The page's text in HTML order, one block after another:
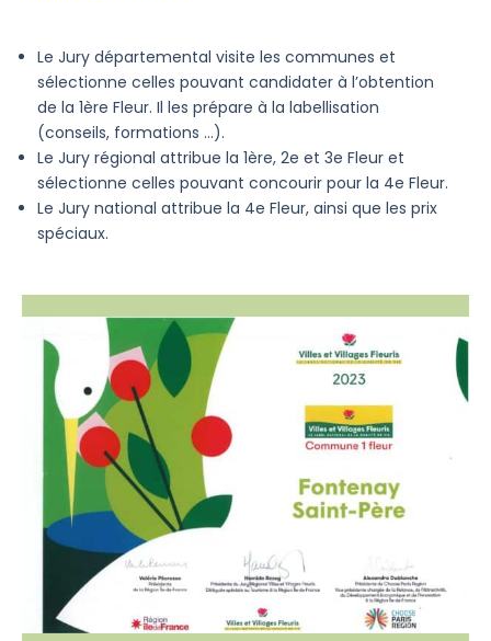
Le Jury départemental visite les communes et
sélectionne celles pouvant candidater à l’obtention
de la 1ère Fleur. Il les prépare à la labellisation
(conseils, formations …).
Le Jury régional attribue la 1ère, 2e et 3e Fleur et
sélectionne celles pouvant concourir pour la 4e Fleur.
Le Jury national attribue la 4e Fleur, ainsi que les prix
spéciaux.